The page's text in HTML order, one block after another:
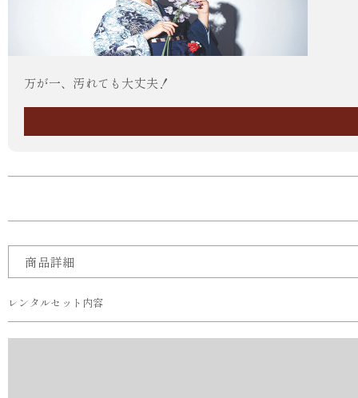
万が一、汚れても大丈夫！
商品詳細
レンタルセット内容